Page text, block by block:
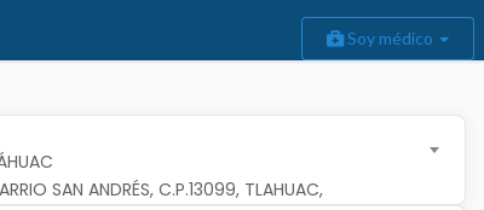
Soy médico
SAN ANDRÉS, C.P.13099, TLAHUAC,